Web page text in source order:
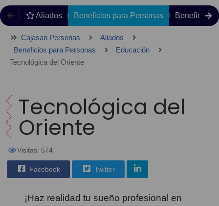
Aliados Beneficios para Personas Beneficios
Cajasan Personas
Aliados
Beneficios para Personas
Educación
Tecnológica del Oriente
Tecnológica del
Oriente
Visitas: 574
Facebook Twitter
¡Haz realidad tu sueño profesional en